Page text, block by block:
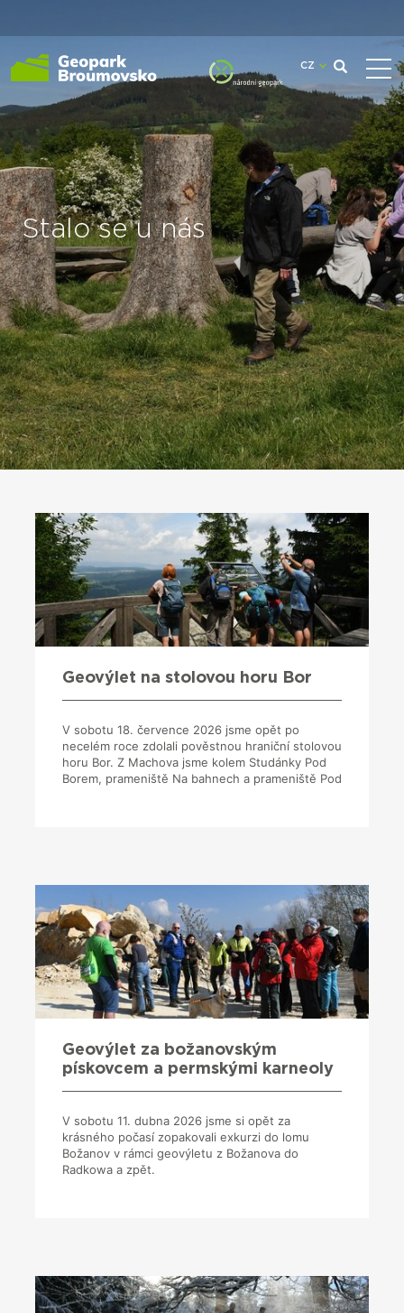
Stalo se u nás
Geovýlet na stolovou horu Bor
V sobotu 18. července 2026 jsme opět po
necelém roce zdolali pověstnou hraniční stolovou
horu Bor. Z Machova jsme kolem Studánky Pod
Borem, prameniště Na bahnech a prameniště Pod
Geovýlet za božanovským
pískovcem a permskými karneoly
V sobotu 11. dubna 2026 jsme si opět za
krásného počasí zopakovali exkurzi do lomu
Božanov v rámci geovýletu z Božanova do
Radkowa a zpět.
CZ